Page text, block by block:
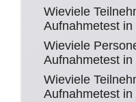
Wieviele
Aufnahmetest
Wieviele
Aufnahmetest
Wieviele
Aufnahmetest